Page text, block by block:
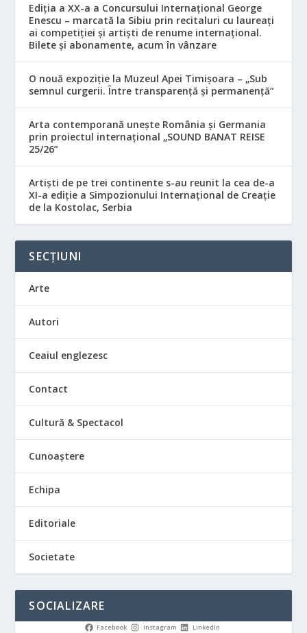
Ediția a XX-a a Concursului Internațional George
Enescu – marcată la Sibiu prin recitaluri cu laureați
ai competiției și artiști de renume internațional.
Bilete și abonamente, acum în vânzare
O nouă expoziție la Muzeul Apei Timișoara – „Sub
semnul curgerii. Între transparență și permanență”
Arta contemporană unește România și Germania
prin proiectul internațional „SOUND BANAT REISE
25/26”
Artiști de pe trei continente s-au reunit la cea de-a
XI-a ediție a Simpozionului Internațional de Creație
de la Kostolac, Serbia
SECȚIUNI
Arte
Autori
Ceaiul englezesc
Contact
Cultură & Spectacol
Cunoaștere
Echipa
Editoriale
Societate
SOCIALIZARE
Facebook Instagram LinkedIn